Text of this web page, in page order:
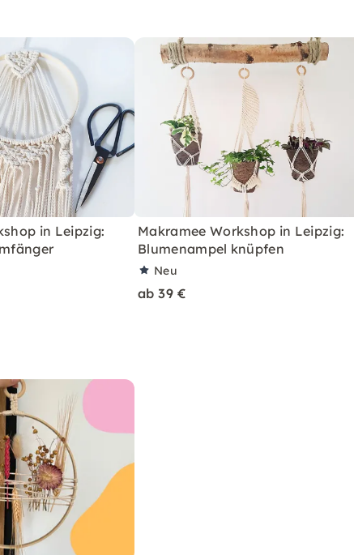
in Leipzig:
Makramee Workshop in Leipzig:
Blumenampel knüpfen
Neu
ab 39 €